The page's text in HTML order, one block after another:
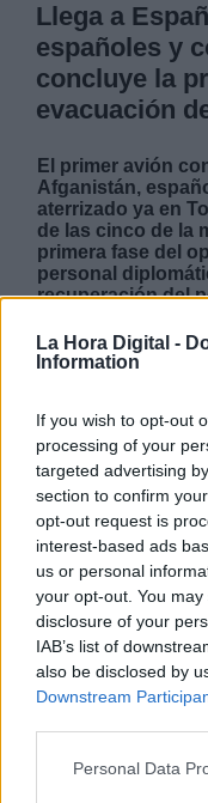
La Hora Digital -
Information
If you wish to opt-out
processing of your
targeted advertising
section to confirm
opt-out request is
interest-based ads
us or personal
your opt-out. You
disclosure of your
IAB’s list of
also be disclosed by
Downstream
Personal Data
Llega a
españoles y
concluye la
evacuación
El primer avión
Afganistán,
aterrizado ya en
de las cinco de la
primera fase del
personal
recuperación del
las Fuerzas
Ministerio de
coordinando este
acogida.
Mas